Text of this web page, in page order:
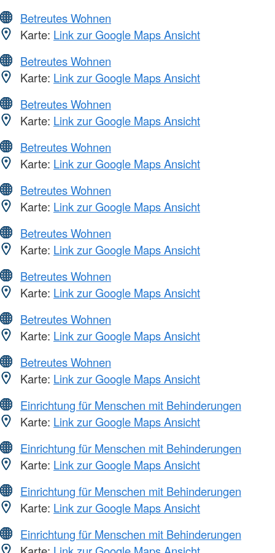
Betreutes Wohnen
Karte: Link zur Google Maps Ansicht
Betreutes Wohnen
Karte: Link zur Google Maps Ansicht
Betreutes Wohnen
Karte: Link zur Google Maps Ansicht
Betreutes Wohnen
Karte: Link zur Google Maps Ansicht
Betreutes Wohnen
Karte: Link zur Google Maps Ansicht
Betreutes Wohnen
Karte: Link zur Google Maps Ansicht
Betreutes Wohnen
Karte: Link zur Google Maps Ansicht
Betreutes Wohnen
Karte: Link zur Google Maps Ansicht
Betreutes Wohnen
Karte: Link zur Google Maps Ansicht
Einrichtung für Menschen mit Behinderungen
Karte: Link zur Google Maps Ansicht
Einrichtung für Menschen mit Behinderungen
Karte: Link zur Google Maps Ansicht
Einrichtung für Menschen mit Behinderungen
Karte: Link zur Google Maps Ansicht
Einrichtung für Menschen mit Behinderungen